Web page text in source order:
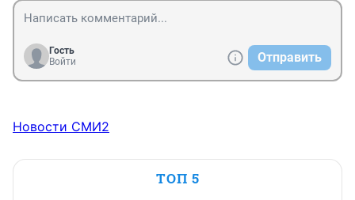
Гость
Войти
Отправить
Новости СМИ2
ТОП 5